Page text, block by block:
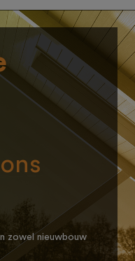
zowel nieuwbouw